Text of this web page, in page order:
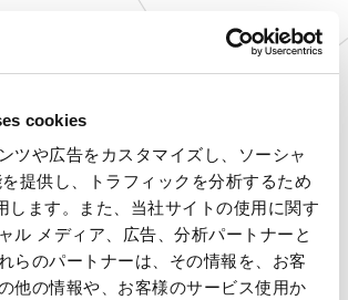
cookies
ツや広告をカスタマイズし、ソーシャ
提供し、トラフィックを分析するため
します。また、当社サイトの使用に関す
ル メディア、広告、分析パートナーと
らのパートナーは、その情報を、お客
他の情報や、お客様のサービス使用か
ます。
更になる場合がございます。
、他催事や異なった販路にて展
がございます。予めご了承くださ